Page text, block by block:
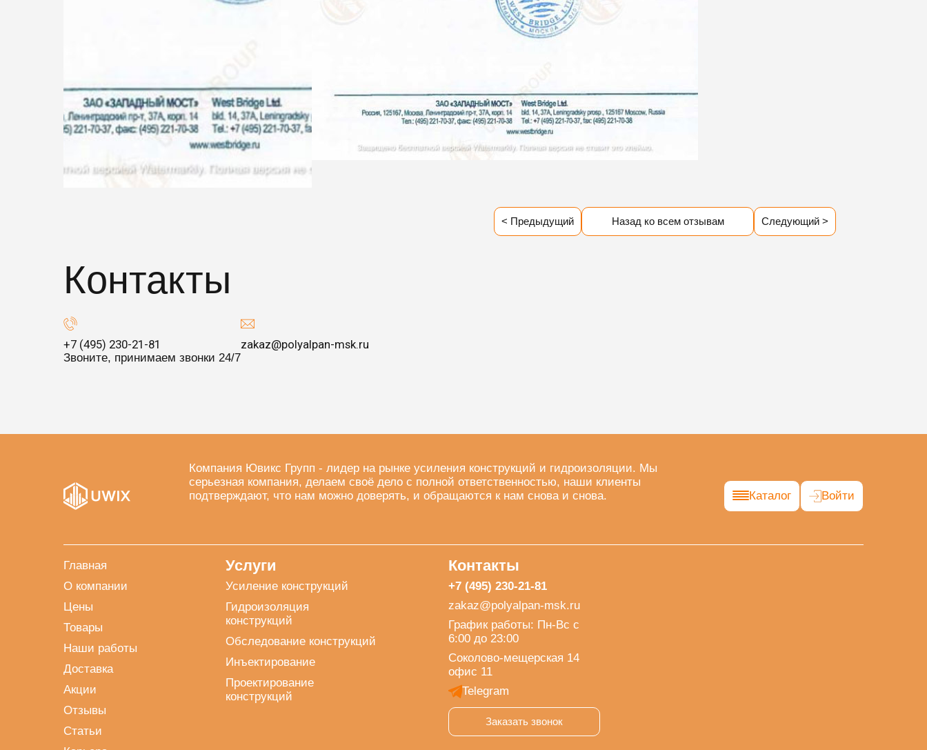
< Предыдущий Назад ко всем отзывам Следующий >
Контакты
+7 (495) 230-21-81
Звоните, принимаем звонки 24/7
zakaz@polyalpan-msk.ru
Компания Ювикс Групп - лидер на рынке усиления конструкций и гидроизоляции. Мы
серьезная компания, делаем своё дело с полной ответственностью, наши клиенты
подтверждают, что нам можно доверять, и обращаются к нам снова и снова.
Каталог Войти
Главная
О компании
Цены
Товары
Наши работы
Доставка
Акции
Отзывы
Статьи
Услуги
Усиление конструкций
Гидроизоляция
конструкций
Обследование конструкций
Инъектирование
Проектирование
конструкций
Контакты
+7 (495) 230-21-81
zakaz@polyalpan-msk.ru
График работы: Пн-Вс с
6:00 до 23:00
Соколово-мещерская 14
офис 11
Telegram
Заказать звонок